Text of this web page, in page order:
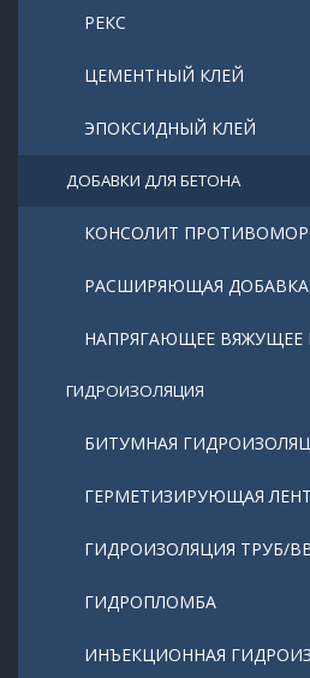
РЕКС
ЦЕМЕНТНЫЙ КЛЕЙ
ЭПОКСИДНЫЙ КЛЕЙ
ДОБАВКИ ДЛЯ БЕТОНА
КОНСОЛИТ
РАСШИРЯЮЩАЯ ДОБАВКА
НАПРЯГАЮЩЕЕ ВЯЖУЩЕЕ
ГИДРОИЗОЛЯЦИЯ
БИТУМНАЯ
ГЕРМЕТИЗИРУЮЩАЯ
ГИДРОИЗОЛЯЦИЯ ТРУБ/
ГИДРОПЛОМБА
ИНЪЕКЦИОННАЯ